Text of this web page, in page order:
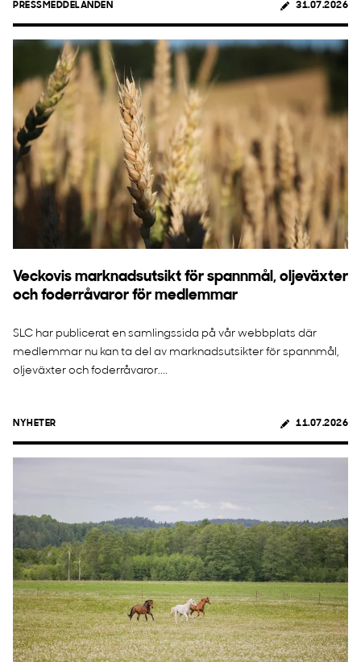
PRESSMEDDELANDEN 31.07.2026
Veckovis marknadsutsikt för spannmål, oljeväxter
och foderråvaror för medlemmar
SLC har publicerat en samlingssida på vår webbplats där
medlemmar nu kan ta del av marknadsutsikter för spannmål,
oljeväxter och foderråvaror....
NYHETER 11.07.2026